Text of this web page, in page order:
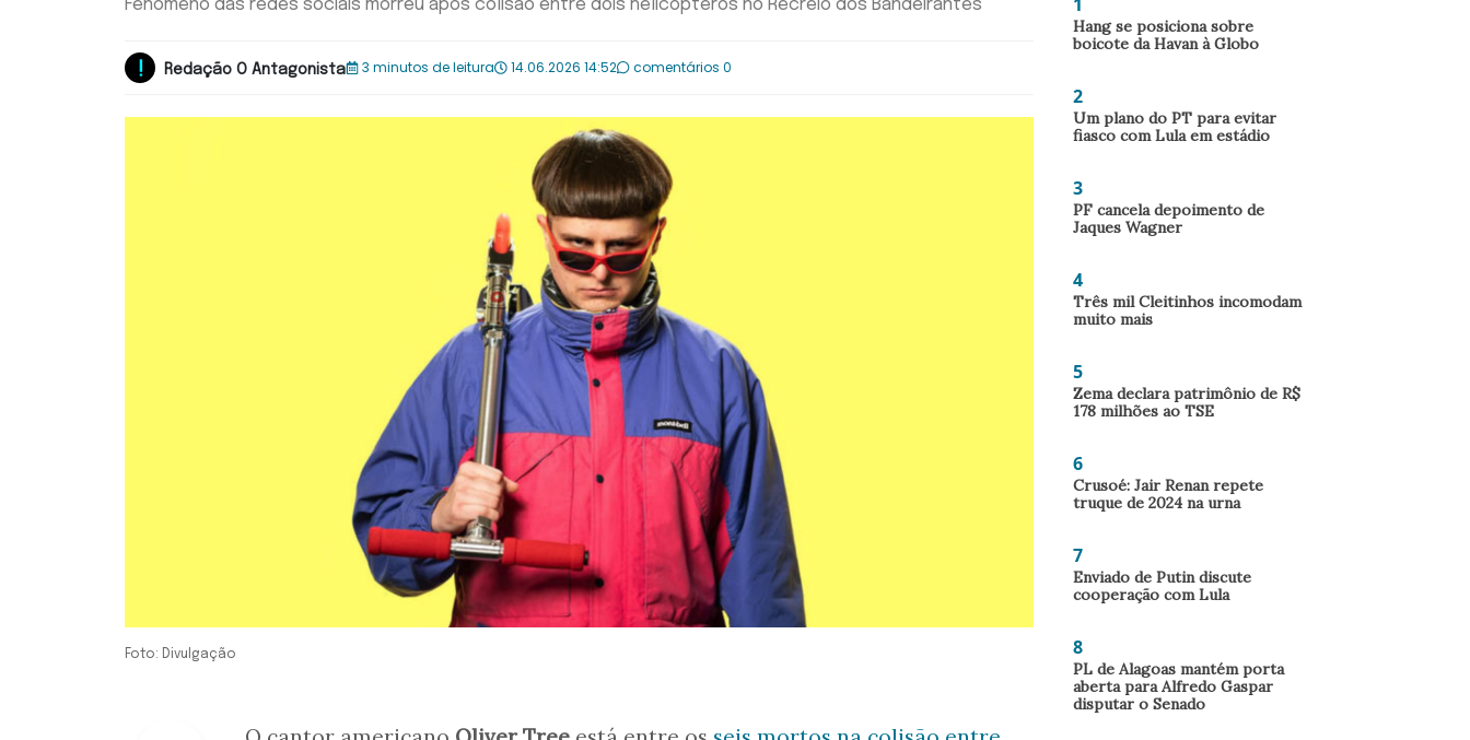
Fenômeno das redes sociais morreu após colisão entre dois helicópteros no Recreio dos Bandeirantes
Redação O Antagonista 3 minutos de leitura 14.06.2026 14:52 comentários 0
Foto: Divulgação
Whastapp
Hang se posiciona sobre
boicote da Havan à Globo
2
Um plano do PT para evitar
fiasco com Lula em estádio
3
PF cancela depoimento de
Jaques Wagner
4
Três mil Cleitinhos incomodam
muito mais
5
Zema declara patrimônio de R$
178 milhões ao TSE
6
Crusoé: Jair Renan repete
truque de 2024 na urna
7
Enviado de Putin discute
cooperação com Lula
8
PL de Alagoas mantém porta
aberta para Alfredo Gaspar
disputar o Senado